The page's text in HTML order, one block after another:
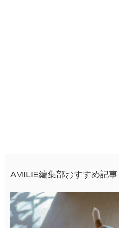
AMILIE編集部おすすめ記事